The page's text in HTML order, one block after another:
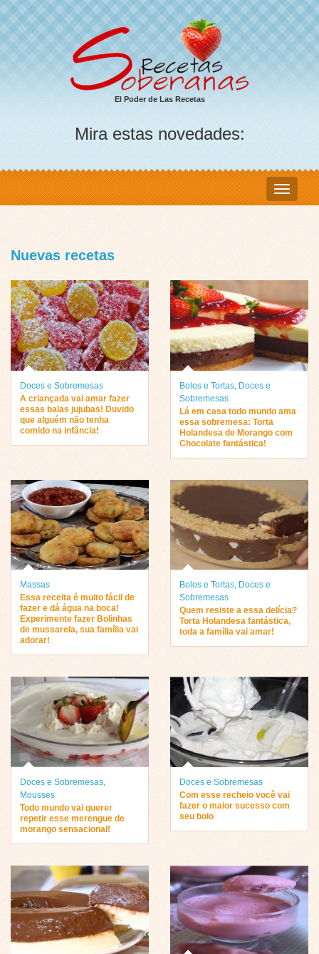
El Poder de Las Recetas
Mira estas novedades:
Nuevas recetas
Doces e Sobremesas
A criançada vai amar fazer
essas balas jujubas! Duvido
que alguém não tenha
comido na infância!
Bolos e Tortas Doces e
Sobremesas
Lá em casa todo mundo ama
essa sobremesa: Torta
Holandesa de Morango com
Chocolate fantástica!
Massas
Essa receita é muito fácil de
fazer e dá água na boca!
Experimente fazer Bolinhas
de mussarela, sua família vai
adorar!
Bolos e Tortas, Doces e
Sobremesas
Quem resiste a essa delícia?
Torta Holandesa fantástica,
toda a família vai amar!
Doces e Sobremesas
Mousses
Todo mundo vai querer
repetir esse merengue de
morango sensacional!
Doces e Sobremesas
Com esse recheio você vai
fazer o maior sucesso com
seu bolo